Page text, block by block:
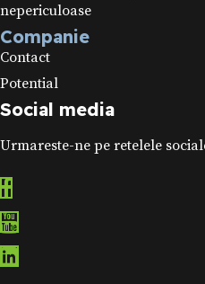
nepericuloase
Companie
Contact
Potential
Social media
Urmareste-ne pe retelele